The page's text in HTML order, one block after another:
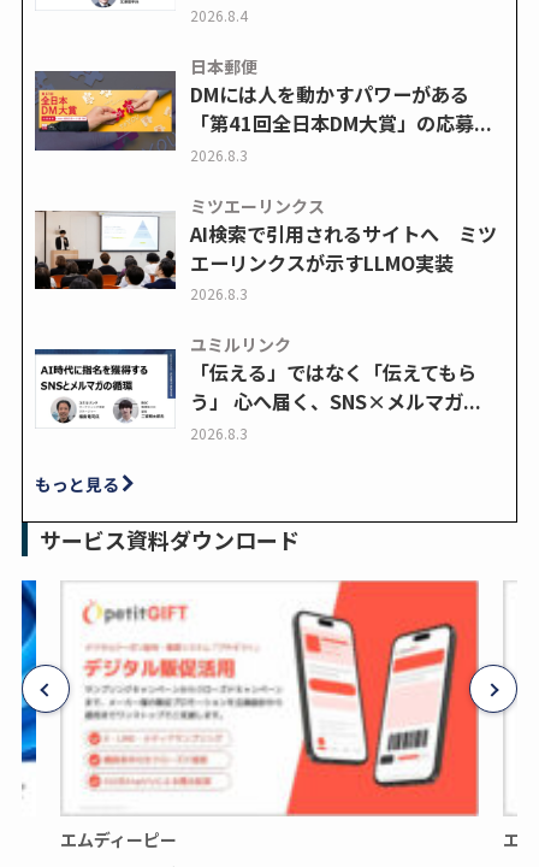
2026.8.4
日本郵便
DMには人を動かすパワーがある
「第41回全日本DM大賞」の応募...
2026.8.3
ミツエーリンクス
AI検索で引用されるサイトへ ミツ
エーリンクスが示すLLMO実装
2026.8.3
ユミルリンク
「伝える」ではなく「伝えてもら
う」 心へ届く、SNS×メルマガ...
2026.8.3
もっと見る
サービス資料ダウンロード
エムディーピー エ